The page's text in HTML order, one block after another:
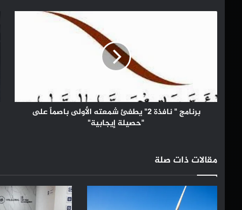
برنامج
باصماً
على
"حصيلة
برنامج " نافذة 2" يطفئ شمعته الأولى باصماً على
"حصيلة إيجابية"
مقالات ذات صلة